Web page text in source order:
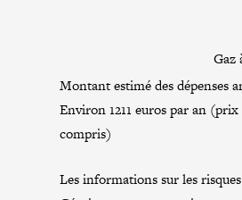
Gaz
Montant estimé des dépenses
Environ 1211 euros par an
compris)
Les informations sur les